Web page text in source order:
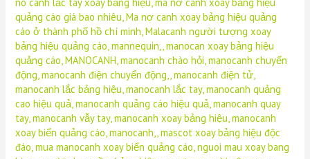
quảng cáo giá bao nhiêu ,Ma nơ canh xoay bảng hiệu quảng
cáo ở thành phố hồ chí minh ,Malacanh người tượng xoay
bảng hiệu quảng cáo ,mannequin, ,manocan xoay bảng hiệu
quảng cáo ,MANOCANH ,manocanh chào hỏi ,manocanh chuyển
động ,manocanh điện chuyển động, ,manocanh điện tử
manocanh lắc bảng hiệu ,manocanh lắc tay,manocanh quảng
cao hiệu quả ,manocanh quảng cáo hiệu quả ,manocanh quay
tay,manocanh vẫy tay,manocanh xoay bảng hiệu ,manocanh
xoay biển quảng cáo ,manocanh, ,mascot xoay bảng hiệu độc
đáo ,mua manocanh xoay biển quảng cáo ,nguoi mau xoay bang